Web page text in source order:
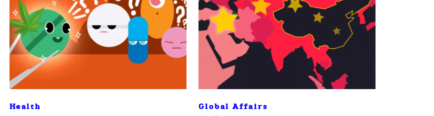
Health Global Affairs